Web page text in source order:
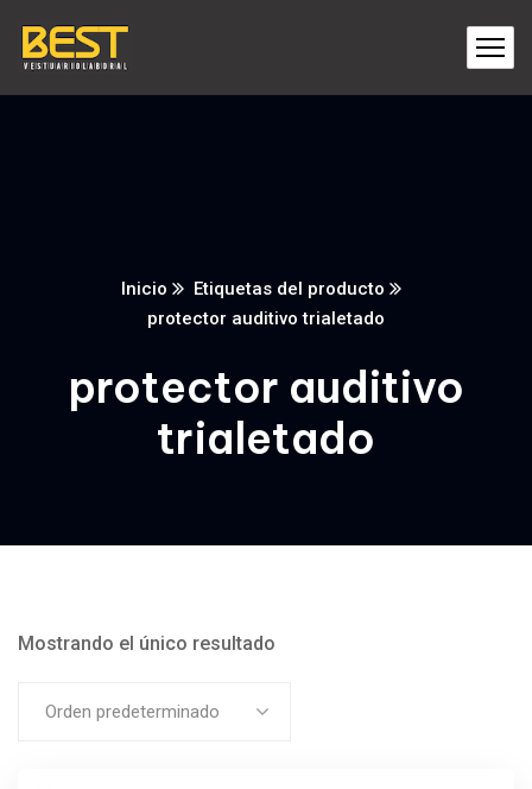
Inicio
Etiquetas del producto
protector auditivo trialetado
protector auditivo
trialetado
Mostrando el único resultado
Orden predeterminado